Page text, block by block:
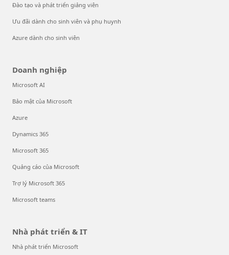
Đào tạo và phát triển giảng viên
Ưu đãi dành cho sinh viên và phụ huynh
Azure dành cho sinh viên
Doanh nghiệp
Microsoft AI
Bảo mật của Microsoft
Azure
Dynamics 365
Microsoft 365
Quảng cáo của Microsoft
Trợ lý Microsoft 365
Microsoft teams
Nhà phát triển & IT
Nhà phát triển Microsoft